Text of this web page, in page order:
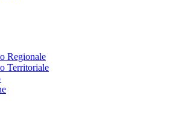
Regionale
Territoriale